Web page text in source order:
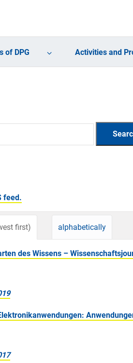
of DPG Activities and
feed.
first) alphabetically
des Wissens –